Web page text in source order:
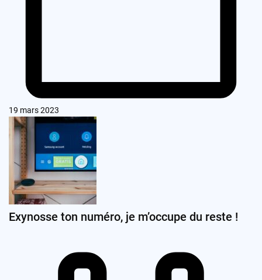
19 mars 2023
Exynosse ton numéro, je m’occupe du reste !